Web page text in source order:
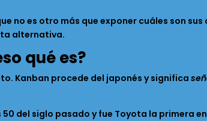
no es otro más que exponer cuáles son
alternativa.
qué es?
Kanban procede del japonés y significa
del siglo pasado y fue Toyota la primera